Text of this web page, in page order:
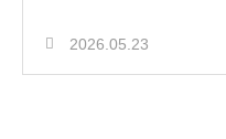
2026.05.23